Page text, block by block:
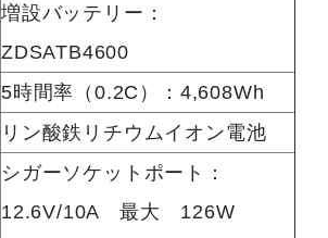
増設バッテリー：
ZDSATB4600
5時間率（0.2C）：4,608Wh
リン酸鉄リチウムイオン電池
シガーソケットポート：
12.6V/10A 最大 126W